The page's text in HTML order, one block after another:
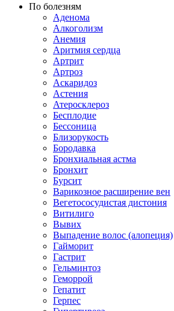
По болезням
Аденома
Алкоголизм
Анемия
Аритмия сердца
Артрит
Артроз
Аскаридоз
Астения
Атеросклероз
Бесплодие
Бессоница
Близорукость
Бородавка
Бронхиальная астма
Бронхит
Бурсит
Варикозное расширение вен
Вегетососудистая дистония
Витилиго
Вывих
Выпадение волос (алопеция)
Гайморит
Гастрит
Гельминтоз
Геморрой
Гепатит
Герпес